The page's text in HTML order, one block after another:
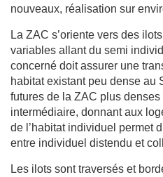
nouveaux, réalisation sur
La ZAC s’oriente vers des
variables allant du semi
concerné doit assurer une
habitat existant peu dense au
futures de la ZAC plus denses
intermédiaire, donnant aux
de l’habitat individuel permet
entre individuel distendu et
Les ilots sont traversés et